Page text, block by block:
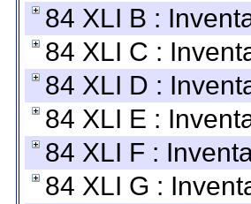
84 XLI B :
84 XLI C :
84 XLI D :
84 XLI E :
84 XLI F :
84 XLI G :